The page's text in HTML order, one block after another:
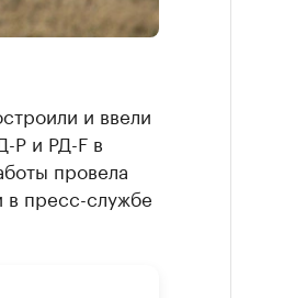
и ввели
P и РД-F в
провела
в пресс-службе